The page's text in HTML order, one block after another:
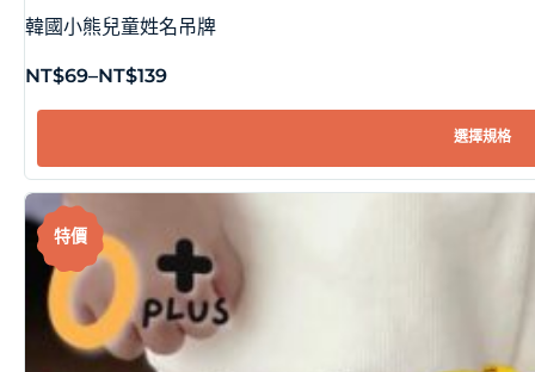
韓國小熊兒童姓名吊牌
NT$69–NT$139
選擇規格
特價